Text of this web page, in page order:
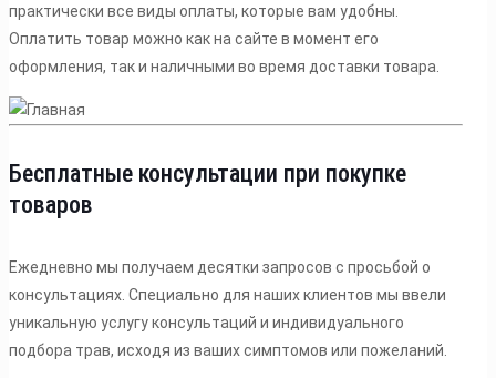
практически все виды оплаты, которые вам удобны.
Оплатить товар можно как на сайте в момент его
оформления, так и наличными во время доставки товара.
Бесплатные консультации при покупке
товаров
Ежедневно мы получаем десятки запросов с просьбой о
консультациях. Специально для наших клиентов мы ввели
уникальную услугу консультаций и индивидуального
подбора трав, исходя из ваших симптомов или пожеланий.